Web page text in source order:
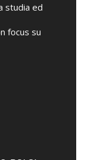
studia ed
focus su